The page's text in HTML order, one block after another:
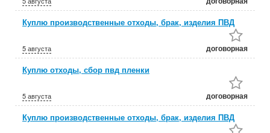
Куплю производственные отходы, брак, изделия ПВД
5 августа договорная
Куплю отходы, сбор пвд пленки
5 августа договорная
Куплю производственные отходы, брак, изделия ПВД